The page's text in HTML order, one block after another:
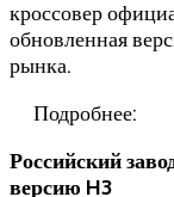
кроссовер
обновленная
рынка.
Подробнее:
Российский
версию H3